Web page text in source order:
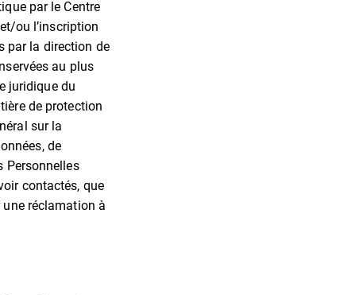
par le Centre
ou l’inscription
par la direction de
au plus
juridique du
de protection
sur la
de
Personnelles
contactés, que
réclamation à